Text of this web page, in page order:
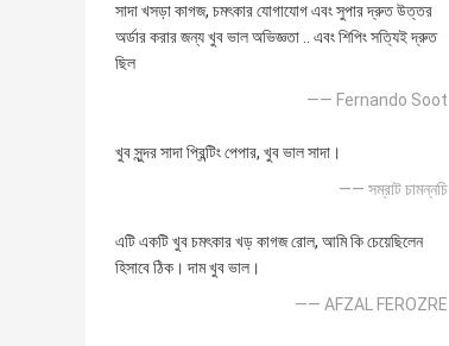
সাদা খসড়া কাগজ, চমৎকার যোগাযোগ এবং সুপার দ্রুত উত্তর
অর্ডার করার জন্য খুব ভাল অভিজ্ঞতা .. এবং শিপিং সত্যিই দ্রুত
ছিল
—— Fernando Soot
খুব সুন্দর সাদা প্রিন্টিং পেপার, খুব ভাল সাদা।
—— সম্রাট চামন্নচি
এটি একটি খুব চমৎকার খড় কাগজ রোল, আমি কি চেয়েছিলেন
হিসাবে ঠিক। দাম খুব ভাল।
—— AFZAL FEROZRE